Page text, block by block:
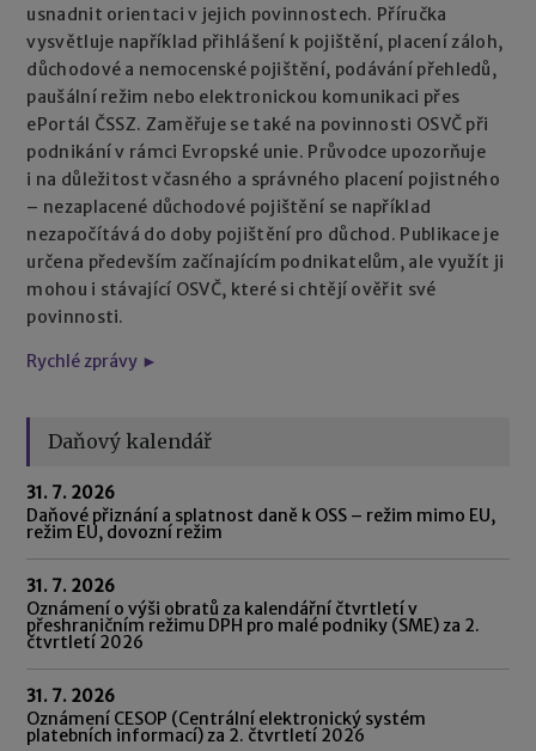
usnadnit orientaci v jejich povinnostech. Příručka
vysvětluje například přihlášení k pojištění, placení záloh,
důchodové a nemocenské pojištění, podávání přehledů,
paušální režim nebo elektronickou komunikaci přes
ePortál ČSSZ. Zaměřuje se také na povinnosti OSVČ při
podnikání v rámci Evropské unie. Průvodce upozorňuje
i na důležitost včasného a správného placení pojistného
– nezaplacené důchodové pojištění se například
nezapočítává do doby pojištění pro důchod. Publikace je
určena především začínajícím podnikatelům, ale využít ji
mohou i stávající OSVČ, které si chtějí ověřit své
povinnosti.
Rychlé zprávy ►
Daňový kalendář
31. 7. 2026
Daňové přiznání a splatnost daně k OSS – režim mimo EU,
režim EU, dovozní režim
31. 7. 2026
Oznámení o výši obratů za kalendářní čtvrtletí v
přeshraničním režimu DPH pro malé podniky (SME) za 2.
čtvrtletí 2026
31. 7. 2026
Oznámení CESOP (Centrální elektronický systém
platebních informací) za 2. čtvrtletí 2026